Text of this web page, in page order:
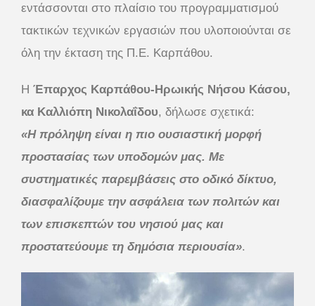
εντάσσονται στο πλαίσιο του προγραμματισμού
τακτικών τεχνικών εργασιών που υλοποιούνται σε
όλη την έκταση της Π.Ε. Καρπάθου.
Η Έπαρχος Καρπάθου-Ηρωικής Νήσου Κάσου,
κα Καλλιόπη Νικολαΐδου, δήλωσε σχετικά:
«Η πρόληψη είναι η πιο ουσιαστική μορφή
προστασίας των υποδομών μας. Με
συστηματικές παρεμβάσεις στο οδικό δίκτυο,
διασφαλίζουμε την ασφάλεια των πολιτών και
των επισκεπτών του νησιού μας και
προστατεύουμε τη δημόσια περιουσία».